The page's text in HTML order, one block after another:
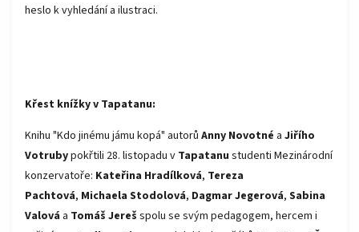
heslo k vyhledání a ilustraci.
Křest knížky v Tapatanu:
Knihu "Kdo jinému jámu kopá" autorů Anny Novotné a Jiřího
Votrubypokřtili 28. listopadu v Tapatanu studenti Mezinárodní
konzervatoře: Kateřina Hradílková, Tereza
Pachtová, Michaela Stodolová, Dagmar Jegerová, Sabina
Valová a Tomáš Jereš spolu se svým pedagogem, hercem i